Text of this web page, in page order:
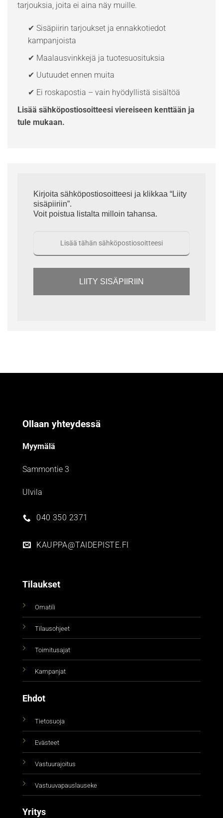
tarjouksia, joita ei aina näy muille.
✔ Sisäpiirin tarjoukset ja ennakkotiedot
kampanjoista
✔ Maalausvinkkejä ja tuotesuosituksia
✔ Uutuudet ennen muita
✔ Ei roskapostia – vain hyödyllistä sisältöä
Lisää sähköpostiosoitteesi viereiseen kenttään ja
tule mukaan.
Kirjoita sähköpostiosoitteesi ja klikkaa “Liity
sisäpiiriin”.
Voit poistua listalta milloin tahansa.
LIITY SISÄPIIRIIN
Ollaan yhteydessä
Myymälä
Sammontie 3
Ulvila
040 350 2371
KAUPPA@TAIDEPISTE.FI
Tilaukset
Omatili
Tilausohjeet
Toimitusajat
Kampanjat
Ehdot
Tietosuoja
Evästeet
Vastuurajoitus
Vastuuvapauslauseke
Yritys